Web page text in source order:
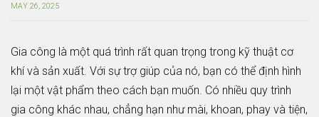
MAY 26, 2025
Gia công là một quá trình rất quan trọng trong kỹ thuật cơ
khí và sản xuất. Với sự trợ giúp của nó, bạn có thể định hình
lại một vật phẩm theo cách bạn muốn. Có nhiều quy trình
gia công khác nhau, chẳng hạn như mài, khoan, phay và tiện,